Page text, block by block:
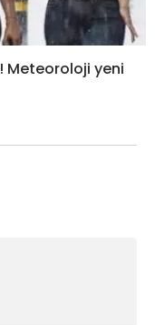
Meteoroloji yeni